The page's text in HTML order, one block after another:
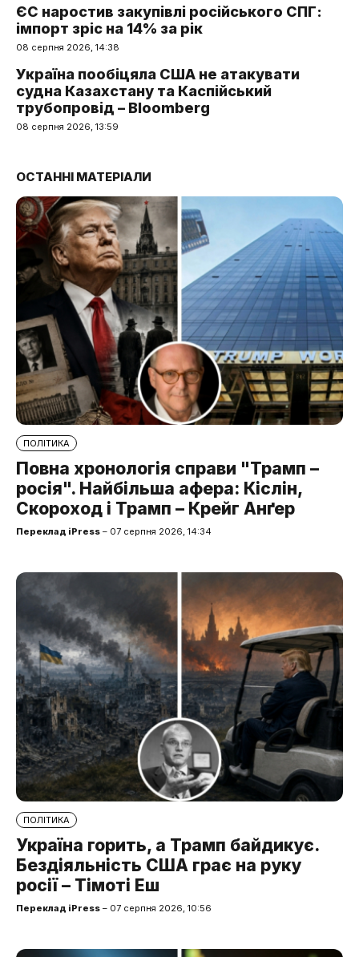
ЄС наростив закупівлі російського СПГ:
імпорт зріс на 14% за рік
08 серпня 2026, 14:38
Україна пообіцяла США не атакувати
судна Казахстану та Каспійський
трубопровід – Bloomberg
08 серпня 2026, 13:59
ОСТАННІ МАТЕРІАЛИ
ПОЛІТИКА
Повна хронологія справи "Трамп –
росія". Найбільша афера: Кіслін,
Скороход і Трамп – Крейг Анґер
Переклад iPress – 07 серпня 2026, 14:34
ПОЛІТИКА
Україна горить, а Трамп байдикує.
Бездіяльність США грає на руку
росії – Тімоті Еш
Переклад iPress – 07 серпня 2026, 10:56